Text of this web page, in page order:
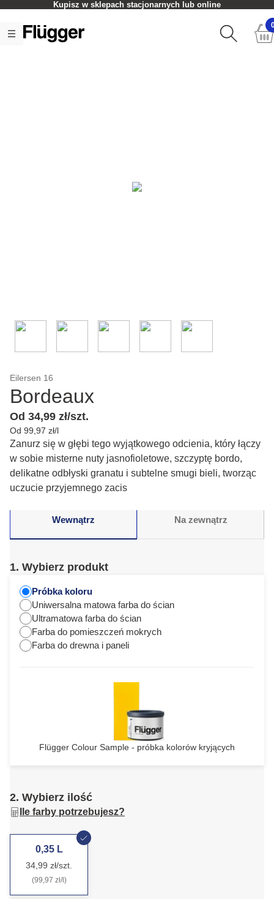
Kupisz w sklepach stacjonarnych lub online
Eilersen 16
Bordeaux
Od 34,99 zł/szt.
Od 99,97 zł/l
Zanurz się w głębi tego wyjątkowego odcienia, który łączy
w sobie misterne nuty jasnofioletowe, szczyptę bordo,
delikatne odbłyski granatu i subtelne smugi bieli, tworząc
uczucie przyjemnego zacis
Wewnątrz Na zewnątrz
1. Wybierz produkt
Próbka koloru
Uniwersalna matowa farba do ścian
Ultramatowa farba do ścian
Farba do pomieszczeń mokrych
Farba do drewna i paneli
Flügger Colour Sample - próbka kolorów kryjących
2. Wybierz ilość
Ile farby potrzebujesz?
0,35 L
34,99 zł/szt.
(99,97 zł/l)